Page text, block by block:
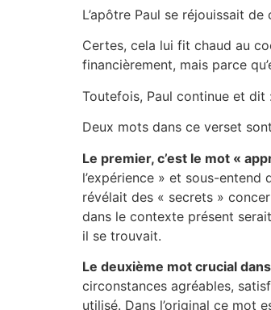
L’apôtre Paul se réjouissait
Certes, cela lui fit chaud au
financièrement, mais parce
Toutefois, Paul continue et dit
Deux mots dans ce verset
Le premier, c’est le mot «
l’expérience » et sous-
révélait des « secrets »
dans le contexte présent
il se trouvait.
Le deuxième mot crucial
circonstances agréables,
utilisé. Dans l’original ce mot